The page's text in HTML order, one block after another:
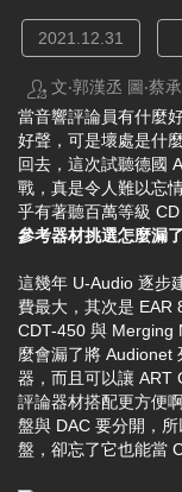
2021.12.31
文‧郭漢丞 圖‧蔡
當音響評論員有什麼
好聲，可是壞處是什
回去，這次試聽德國
戰，真是令人難以忘
乎有著聽百萬等級
參考器材挑選怎麼漏
這幾年 U-Audio 逐步
費最大，其次是 EAR
CDT-450 與 Merging
麼會漏了將 Audionet
器，而且可以讓 ART
評論器材搭配更方便
盤與 DAC 要分開，
盤，卻忘了它也能當